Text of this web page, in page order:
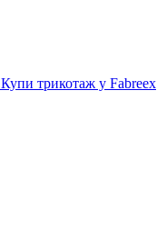
Купи трикотаж у Fabreex